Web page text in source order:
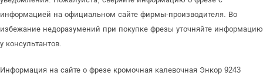
информацией на официальном сайте фирмы-производителя. Во
избежание недоразумений при покупке фрезы уточняйте информацию
у консультантов.
Информация на сайте о фрезе кромочная калевочная Энкор 9243